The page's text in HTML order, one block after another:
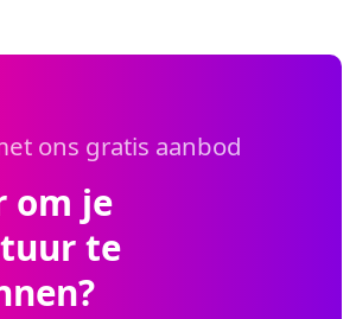
ons gratis aanbod
om je
te